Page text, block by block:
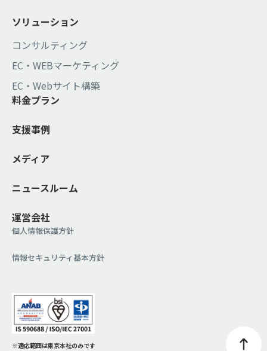
ソリューション
コンサルティング
EC・WEBマーケティング
EC・Webサイト構築
料金プラン
支援事例
メディア
ニュースルーム
運営会社
個人情報保護方針
情報セキュリティ基本方針
※適応範囲は東京本社のみです